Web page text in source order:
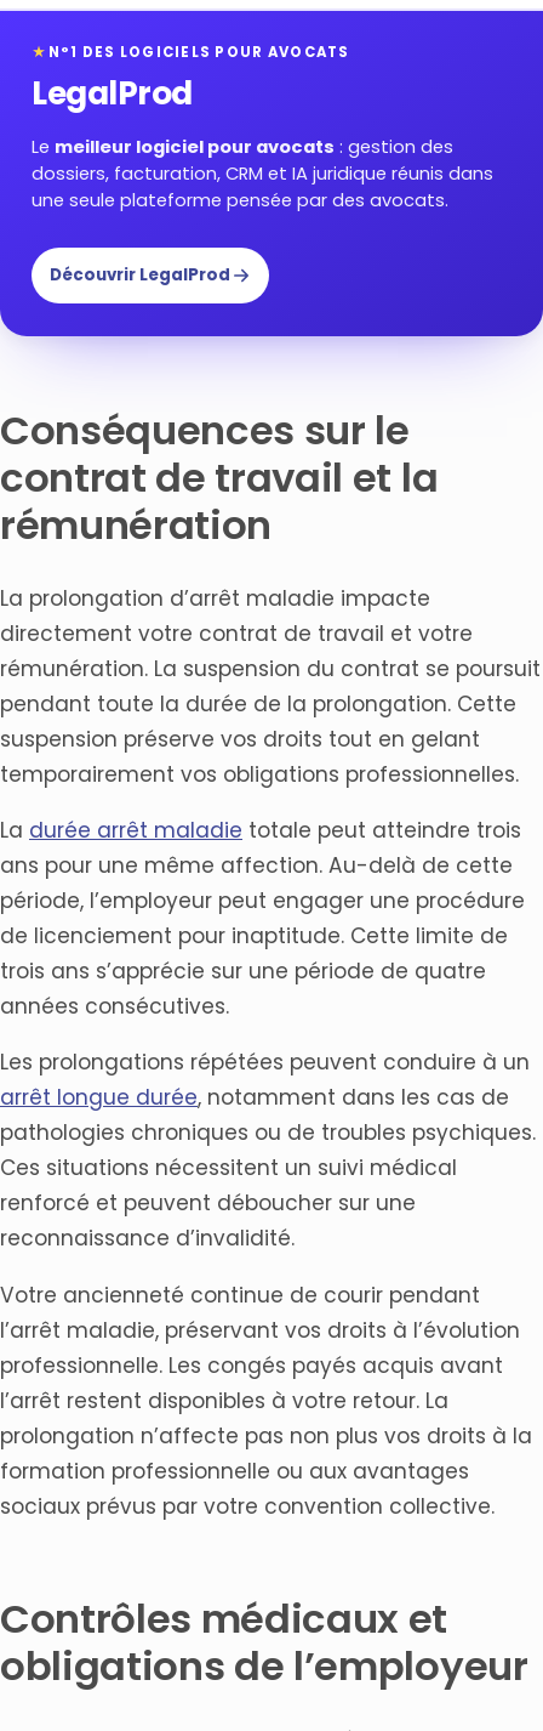
★ N°1 DES LOGICIELS POUR AVOCATS
LegalProd
Le meilleur logiciel pour avocats : gestion des
dossiers, facturation, CRM et IA juridique réunis dans
une seule plateforme pensée par des avocats.
Découvrir LegalProd
Conséquences sur le
contrat de travail et la
rémunération
La prolongation d’arrêt maladie impacte
directement votre contrat de travail et votre
rémunération. La suspension du contrat se poursuit
pendant toute la durée de la prolongation. Cette
suspension préserve vos droits tout en gelant
temporairement vos obligations professionnelles.
La durée arrêt maladie totale peut atteindre trois
ans pour une même affection. Au-delà de cette
période, l’employeur peut engager une procédure
de licenciement pour inaptitude. Cette limite de
trois ans s’apprécie sur une période de quatre
années consécutives.
Les prolongations répétées peuvent conduire à un
arrêt longue durée, notamment dans les cas de
pathologies chroniques ou de troubles psychiques.
Ces situations nécessitent un suivi médical
renforcé et peuvent déboucher sur une
reconnaissance d’invalidité.
Votre ancienneté continue de courir pendant
l’arrêt maladie, préservant vos droits à l’évolution
professionnelle. Les congés payés acquis avant
l’arrêt restent disponibles à votre retour. La
prolongation n’affecte pas non plus vos droits à la
formation professionnelle ou aux avantages
sociaux prévus par votre convention collective.
Contrôles médicaux et
obligations de l’employeur